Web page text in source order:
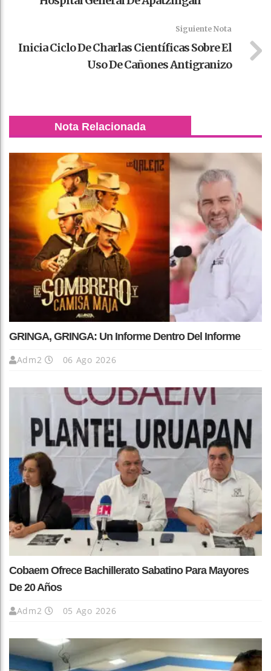
Siguiente Nota
Inicia Ciclo De Charlas Científicas Sobre El
Uso De Cañones Antigranizo
Nota Relacionada
GRINGA, GRINGA: Un Informe Dentro Del Informe
Adm2 06 Ago 2026
Cobaem Ofrece Bachillerato Sabatino Para Mayores
De 20 Años
Adm2 05 Ago 2026